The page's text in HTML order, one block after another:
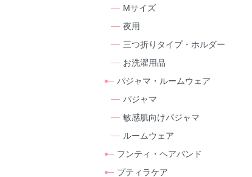
Mサイズ
夜用
三つ折りタイプ・ホルダー
お洗濯用品
パジャマ・ルームウェア
パジャマ
敏感肌向けパジャマ
ルームウェア
フンティ・ヘアバンド
プティラケア